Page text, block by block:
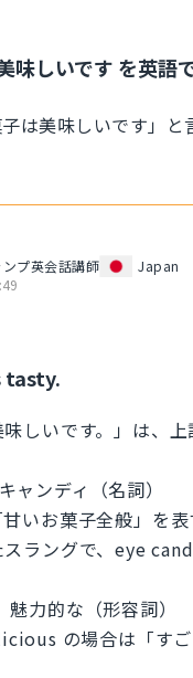
味しいです を英語
は美味しいです」と
プ英会話講師
Japan
tasty.
味しいです。」は、上
ャンディ（名詞）
いお菓子全般」を表
スラングで、eye
力的な（形容詞）
の場合は「す